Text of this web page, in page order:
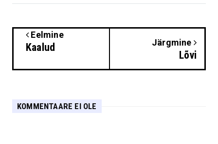
Eelmine
Kaalud Järgmine
Lõvi
KOMMENTAARE EI OLE